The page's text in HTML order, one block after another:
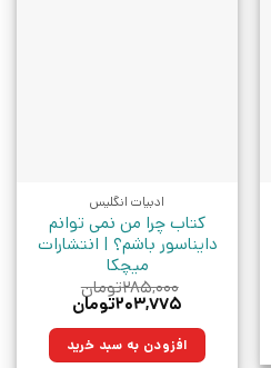
ادبیات انگلیس
کتاب چرا من نمی توانم
دایناسور باشم؟ | انتشارات
میچکا
۲۸۵,۰۰۰تومان
قیمت
۲۸۵,۰۰۰تومان
بود.
۲۰۳,۷۷۵تومان
۲۰۳,۷۷۵تومان.افزودن به سبد خرید